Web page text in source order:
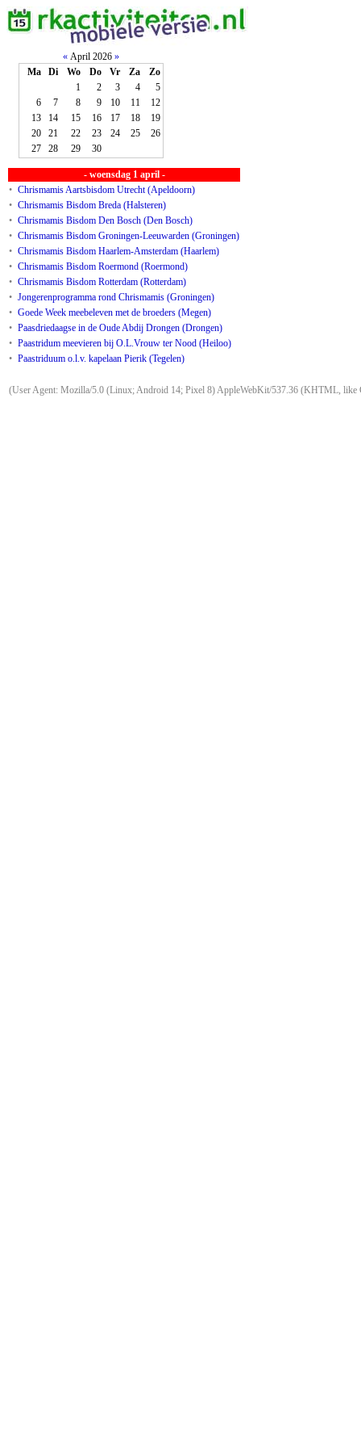
« April 2026 »
Ma
Di Wo Do Vr Za
Zo
1
2 3 4
5
6
7 8 9 10 11
12
13
14 15 16 17 18
19
20
21 22 23 24 25
26
27
28 29 30
- woensdag 1 april -
• Chrismamis Aartsbisdom Utrecht (Apeldoorn)
• Chrismamis Bisdom Breda (Halsteren)
• Chrismamis Bisdom Den Bosch (Den Bosch)
• Chrismamis Bisdom Groningen-Leeuwarden (Groningen)
• Chrismamis Bisdom Haarlem-Amsterdam (Haarlem)
• Chrismamis Bisdom Roermond (Roermond)
• Chrismamis Bisdom Rotterdam (Rotterdam)
• Jongerenprogramma rond Chrismamis (Groningen)
• Goede Week meebeleven met de broeders (Megen)
• Paasdriedaagse in de Oude Abdij Drongen (Drongen)
• Paastridum meevieren bij O.L.Vrouw ter Nood (Heiloo)
• Paastriduum o.l.v. kapelaan Pierik (Tegelen)
(User Agent: Mozilla/5.0 (Linux; Android 14; Pixel 8) AppleWebKit/537.36 (KHTML, like